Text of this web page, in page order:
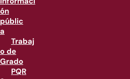
ón
públic
a
Trabaj
o de
Grado
PQR